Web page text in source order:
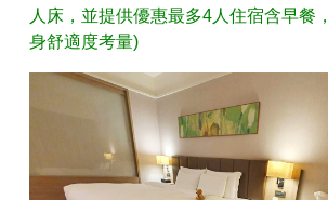
人床，並提供優惠最多4人住宿含早餐
身舒適度考量)